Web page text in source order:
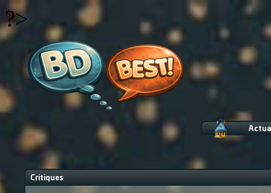
?>
Critiques